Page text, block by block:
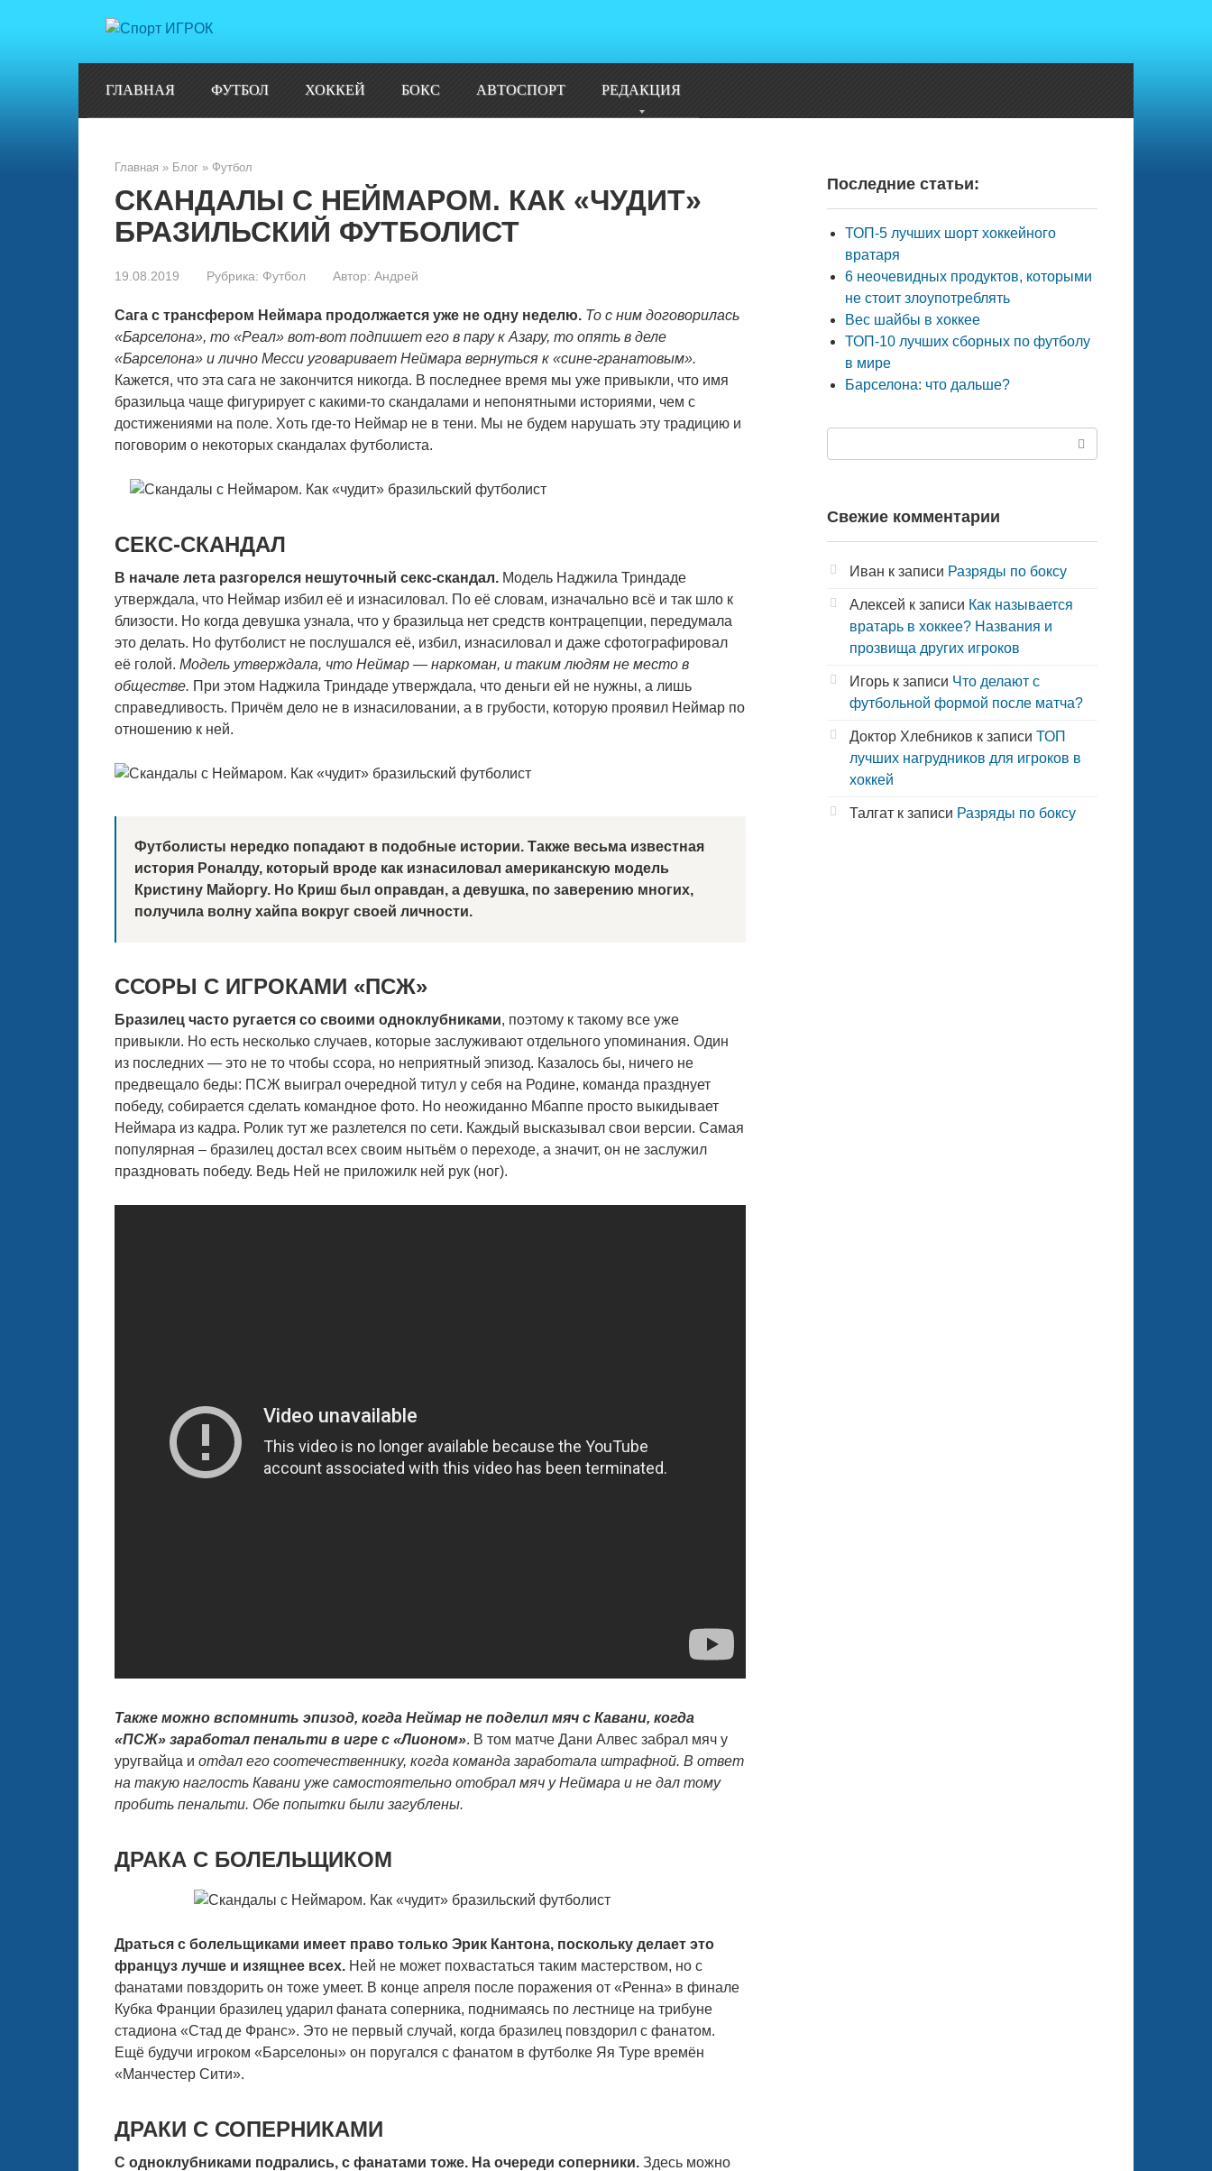
ГЛАВНАЯ ФУТБОЛ ХОККЕЙ БОКС АВТОСПОРТ РЕДАКЦИЯ
Главная » Блог » Футбол
СКАНДАЛЫ С НЕЙМАРОМ. КАК «ЧУДИТ»
БРАЗИЛЬСКИЙ ФУТБОЛИСТ
19.08.2019 Рубрика: Футбол Автор: Андрей
Сага с трансфером Неймара продолжается уже не одну неделю. То с ним договорилась
«Барселона», то «Реал» вот-вот подпишет его в пару к Азару, то опять в деле
«Барселона» и лично Месси уговаривает Неймара вернуться к «сине-гранатовым».
Кажется, что эта сага не закончится никогда. В последнее время мы уже привыкли, что имя
бразильца чаще фигурирует с какими-то скандалами и непонятными историями, чем с
достижениями на поле. Хоть где-то Неймар не в тени. Мы не будем нарушать эту традицию и
поговорим о некоторых скандалах футболиста.
СЕКС-СКАНДАЛ
В начале лета разгорелся нешуточный секс-скандал. Модель Наджила Триндаде
утверждала, что Неймар избил её и изнасиловал. По её словам, изначально всё и так шло к
близости. Но когда девушка узнала, что у бразильца нет средств контрацепции, передумала
это делать. Но футболист не послушался её, избил, изнасиловал и даже сфотографировал
её голой. Модель утверждала, что Неймар — наркоман, и таким людям не место в
обществе. При этом Наджила Триндаде утверждала, что деньги ей не нужны, а лишь
справедливость. Причём дело не в изнасиловании, а в грубости, которую проявил Неймар по
отношению к ней.
Футболисты нередко попадают в подобные истории. Также весьма известная
история Роналду, который вроде как изнасиловал американскую модель
Кристину Майоргу. Но Криш был оправдан, а девушка, по заверению многих,
получила волну хайпа вокруг своей личности.
ССОРЫ С ИГРОКАМИ «ПСЖ»
Бразилец часто ругается со своими одноклубниками, поэтому к такому все уже
привыкли. Но есть несколько случаев, которые заслуживают отдельного упоминания. Один
из последних — это не то чтобы ссора, но неприятный эпизод. Казалось бы, ничего не
предвещало беды: ПСЖ выиграл очередной титул у себя на Родине, команда празднует
победу, собирается сделать командное фото. Но неожиданно Мбаппе просто выкидывает
Неймара из кадра. Ролик тут же разлетелся по сети. Каждый высказывал свои версии. Самая
популярная – бразилец достал всех своим нытьём о переходе, а значит, он не заслужил
праздновать победу. Ведь Ней не приложилк ней рук (ног).
Также можно вспомнить эпизод, когда Неймар не поделил мяч с Кавани, когда
«ПСЖ» заработал пенальти в игре с «Лионом». В том матче Дани Алвес забрал мяч у
уругвайца и отдал его соотечественнику, когда команда заработала штрафной. В ответ
на такую наглость Кавани уже самостоятельно отобрал мяч у Неймара и не дал тому
пробить пенальти. Обе попытки были загублены.
ДРАКА С БОЛЕЛЬЩИКОМ
Драться с болельщиками имеет право только Эрик Кантона, поскольку делает это
француз лучше и изящнее всех. Ней не может похвастаться таким мастерством, но с
фанатами повздорить он тоже умеет. В конце апреля после поражения от «Ренна» в финале
Кубка Франции бразилец ударил фаната соперника, поднимаясь по лестнице на трибуне
стадиона «Стад де Франс». Это не первый случай, когда бразилец повздорил с фанатом.
Ещё будучи игроком «Барселоны» он поругался с фанатом в футболке Яя Туре времён
«Манчестер Сити».
ДРАКИ С СОПЕРНИКАМИ
С одноклубниками подрались, с фанатами тоже. На очереди соперники. Здесь можно
Последние статьи:
ТОП-5 лучших шорт хоккейного
вратаря
6 неочевидных продуктов, которыми
не стоит злоупотреблять
Вес шайбы в хоккее
ТОП-10 лучших сборных по футболу
в мире
Барселона: что дальше?
Свежие комментарии
Иван к записи Разряды по боксу
Алексей к записи Как называется
вратарь в хоккее? Названия и
прозвища других игроков
Игорь к записи Что делают с
футбольной формой после матча?
Доктор Хлебников к записи ТОП
лучших нагрудников для игроков в
хоккей
Талгат к записи Разряды по боксу